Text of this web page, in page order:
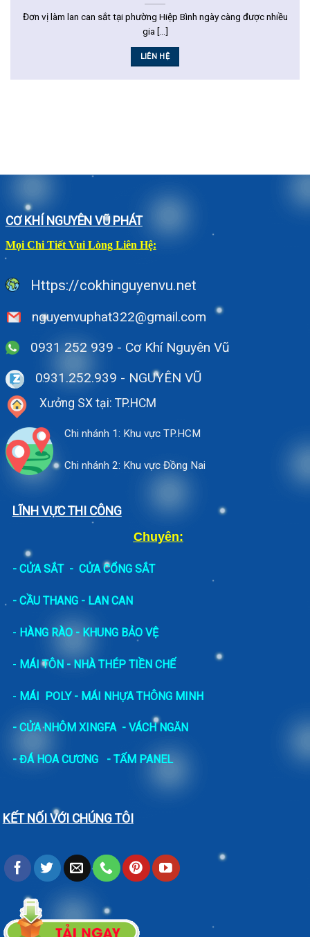
Đơn vị làm lan can sắt tại phường Hiệp Bình ngày càng được nhiều
gia [...]
LIÊN HỆ
CƠ KHÍ NGUYÊN VŨ PHÁT
Mọi Chi Tiết Vui Lòng Liên Hệ:
Https://cokhinguyenvu.net
nguyenvuphat322@gmail.com
0931 252 939 - Cơ Khí Nguyên Vũ
0931.252.939 - NGUYÊN VŨ
Xưởng SX tại: TP.HCM
Chi nhánh 1: Khu vực TP.HCM
Chi nhánh 2: Khu vực Đồng Nai
LĨNH VỰC THI CÔNG
Chuyên:
- CỬA SẮT- CỬA CỔNG SẮT
- CẦU THANG - LAN CAN
- HÀNG RÀO - KHUNG BẢO VỆ
- MÁI TÔN - NHÀ THÉP TIỀN CHẾ
- MÁI POLY - MÁI NHỰA THÔNG MINH
- CỬA NHÔM XINGFA - VÁCH NGĂN
- ĐÁ HOA CƯƠNG - TẤM PANEL
KẾT NỐI VỚI CHÚNG TÔI